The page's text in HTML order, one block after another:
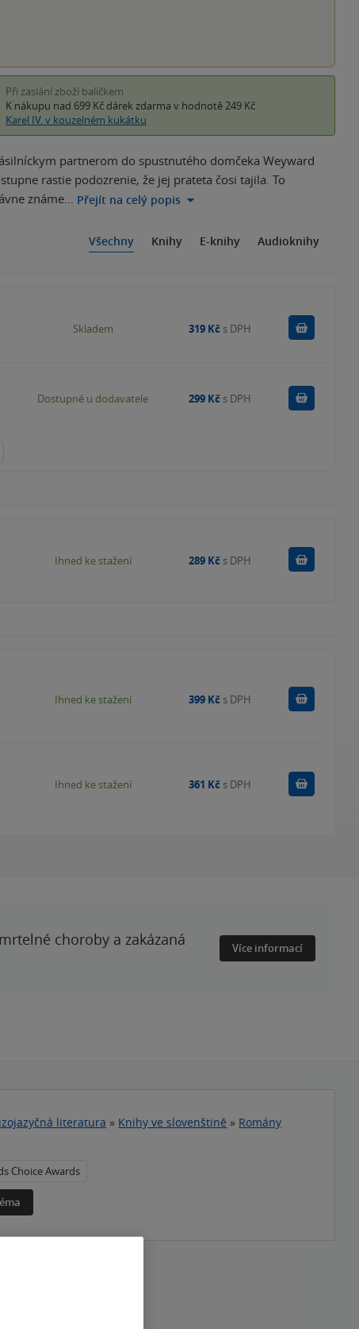
Při zaslání zboží balíčkem
K nákupu nad 699 Kč dárek zdarma v hodnotě 249 Kč
Karel IV. v kouzelném kukátku
partnerom do spustnutého domčeka Weyward
rastie podozrenie, že jej prateta čosi tajila. To
známe… Přejít na celý popis
Všechny Knihy E-knihy Audioknihy
Skladem 319 Kč s DPH
Dostupné u dodavatele 299 Kč s DPH
Ihned ke stažení 289 Kč s DPH Koupit
Ihned ke stažení 399 Kč s DPH Koupit
Ihned ke stažení 361 Kč s DPH Koupit
choroby a zakázaná
Více informací
literatura » Knihy ve slovenštině » Romány
Choice Awards